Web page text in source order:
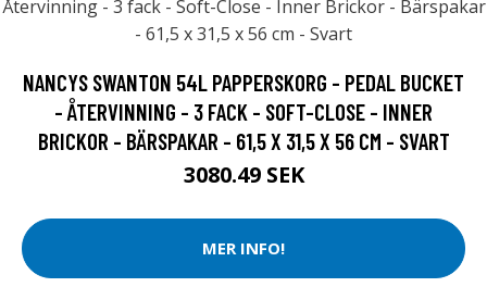
NANCYS SWANTON 54L PAPPERSKORG - PEDAL BUCKET
- ÅTERVINNING - 3 FACK - SOFT-CLOSE - INNER
BRICKOR - BÄRSPAKAR - 61,5 X 31,5 X 56 CM - SVART
3080.49 SEK
MER INFO!